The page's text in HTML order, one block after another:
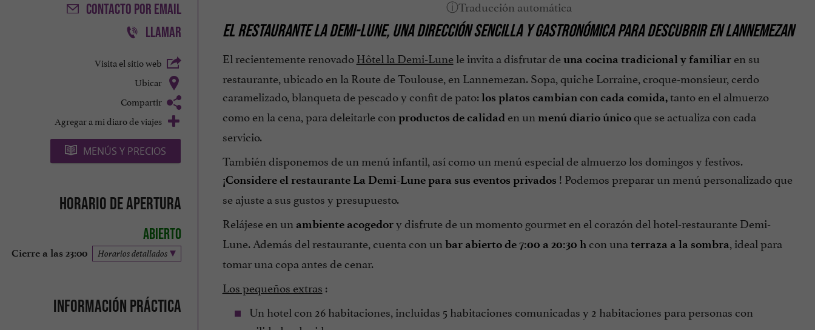
CONTACTO POR EMAIL
LLAMAR
Visita el sitio web
Ubicar
Compartir
Agregar a mi diaro de viajes
MENÚS Y PRECIOS
Horario de apertura
Abierto
Cierre a las 23:00 Horarios detallados
Información práctica
EL RESTAURANTE LA DEMI-LUNE, UNA DIRECCIÓN SENCILLA Y GASTRONÓMICA PARA DESCUBRIR EN LANNEMEZAN
El recientemente renovadoHôtel la Demi-Lunele invita a disfrutar deuna cocina tradicional y familiaren su
restaurante, ubicado en la Route de Toulouse, en Lannemezan. Sopa, quiche Lorraine, croque-monsieur, cerdo
caramelizado, blanqueta de pescado y confit de pato:los platos cambian con cada comida,tanto en el almuerzo
como en la cena, para deleitarle con productos de calidad en un menú diario únicoque se actualiza con cada
servicio.
También disponemos de un menú infantil, así como un menú especial de almuerzo los domingos y festivos.
¡Considere el restaurante La Demi-Lune para sus eventos privados ! Podemos preparar un menú personalizado que
se ajuste a sus gustos y presupuesto.
Relájese en un ambiente acogedory disfrute de un momento gourmet en el corazón del hotel-restaurante Demi-
Lune. Además del restaurante, cuenta con un bar abierto de 7:00 a 20:30 h con una terraza a la sombra, ideal para
tomar una copa antes de cenar.
Los pequeños extras :
Un hotel con 26 habitaciones, incluidas 5 habitaciones comunicadas y 2 habitaciones para personas con